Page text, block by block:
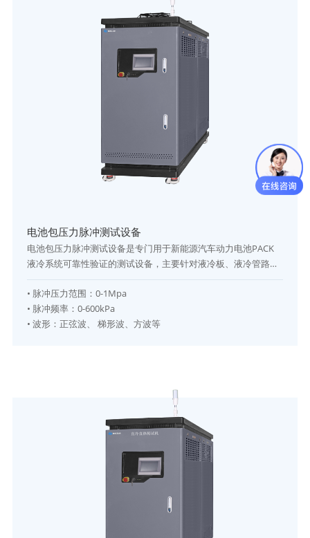
电池包压力脉冲测试设备
电池包压力脉冲测试设备是专门用于新能源汽车动力电池PACK
液冷系统可靠性验证的测试设备，主要针对液冷板、液冷管路、
过模拟电池包在实际运行过程中产生的压力波动和循环载荷，对
被测产品进行长期耐久性及密封性能验证，从而评估其结构强
度、连接可靠性及使用寿命。 设备采用高精度压力控制系统和智
• 脉冲压力范围：0-1Mpa
• 脉冲频率 ：0-600kPa
•波形 ：正弦波、 梯形波、方波等